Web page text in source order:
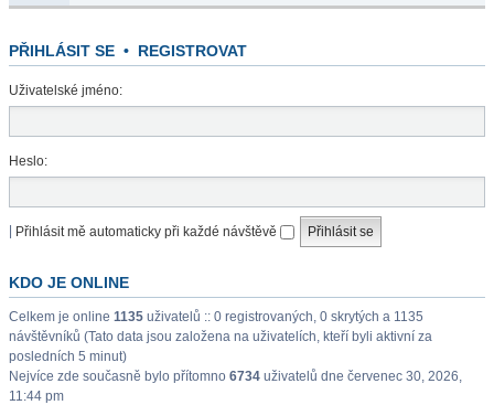
PŘIHLÁSIT SE • REGISTROVAT
Uživatelské jméno:
Heslo:
Přihlásit mě automaticky při každé návštěvě
KDO JE ONLINE
Celkem je online 1135 uživatelů :: 0 registrovaných, 0 skrytých a 1135
návštěvníků (Tato data jsou založena na uživatelích, kteří byli aktivní za
posledních 5 minut)
Nejvíce zde současně bylo přítomno 6734 uživatelů dne červenec 30, 2026,
11:44 pm